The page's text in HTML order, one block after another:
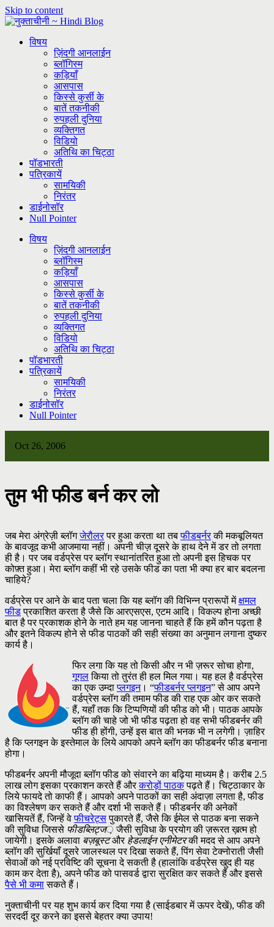
Skip to content
विषय
ज़िंदगी आनलाईन
ब्लॉगिस्म
कड़ियाँ
आसपास
किस्से कुर्सी के
बातें तकनीकी
रुपहली दुनिया
व्यक्तिगत
विडियो
अतिथि का चिट्ठा
पॉडभारती
पत्रिकायें
सामयिकी
निरंतर
डाईनोसॉर
Null Pointer
विषय
ज़िंदगी आनलाईन
ब्लॉगिस्म
कड़ियाँ
आसपास
किस्से कुर्सी के
बातें तकनीकी
रुपहली दुनिया
व्यक्तिगत
विडियो
अतिथि का चिट्ठा
पॉडभारती
पत्रिकायें
सामयिकी
निरंतर
डाईनोसॉर
Null Pointer
Oct 26, 2006
तुम भी फीड बर्न कर लो
जब मेरा अंग्रेज़ी ब्लॉगजेरौलरपर हुआ करता था तबफीडबर्नरकी मकबूलियत
के बावजूद कभी आजमाया नहीं। अपनी चीज़ दूसरे के हाथ देने में डर तो लगता
ही है। पर जब वर्डप्रेस पर ब्लॉग स्थानांतरित हुआ तो अपनी इस हिचक पर
कोफ़्त हुआ। मेरा ब्लॉग कहीं भी रहे उसके फीड का पता भी क्या हर बार बदलना
चाहिये?
वर्डप्रेस पर आने के बाद पता चला कि यह ब्लॉग की विभिन्न प्रारूपों मेंक्षमल
फीडप्रकाशित करता है जैसे कि आरएसएस, एटम आदि। विकल्प होना अच्छी
बात है पर प्रकाशक होने के नाते हम यह जानना चाहते हैं कि हमें कौन पढ़ता है
और इतने विकल्प होने से फीड पाठकों की सही संख्या का अनुमान लगाना दुष्कर
कार्य है।
फिर लगा कि यह तो किसी और न भी ज़रूर सोचा होगा,
गूगलकिया तो तुरंत ही हल मिल गया। यह हल है वर्डप्रेस
का एक उम्दाप्लगइन। “फीडबर्नर प्लगइन” से आप अपने
वर्डप्रेस ब्लॉग की तमाम फीड की राह एक ओर कर सकते
हैं, यहाँ तक कि टिप्पणियों की फीड को भी। पाठक आपके
ब्लॉग की चाहे जो भी फीड पढ़ता हो वह सभी फीडबर्नर की
फीड ही होंगी, उन्हें इस बात की भनक भी न लगेगी। ज़ाहिर
है कि प्लगइन के इस्तेमाल के लिये आपको अपने ब्लॉग का फीडबर्नर फीड बनाना
होगा।
फीडबर्नर अपनी मौजूदा ब्लॉग फीड को संवारने का बढ़िया माध्यम है। करीब 2.5
लाख लोग इसका प्रकाशन करते हैं औरकरोड़ों पाठकपढ़ते हैं। चिट्ठाकार के
लिये फायदे तो काफी हैं। आपको अपने पाठकों का सही अंदाज़ा लगता है, फीड
का विश्लेषण कर सकते हैं और दर्शा भी सकते हैं। फीडबर्नर की अनेकों
खासियतें हैं, जिन्हें वेफीचरेट्सपुकारते हैं, जैसे कि ईमेल से पाठक बना सकने
की सुविधा जिससे फीडब्लिट्ज़ जैसी सुविधा के प्रयोग की ज़रूरत ख़त्म हो
जायेगी। इसके अलावा बज़बूस्टऔर हेडलाईन एनीमेटरकी मदद से आप अपने
ब्लॉग की सुर्खियाँ दूसरे जालस्थल पर दिखा सकते हैं, पिंग सेवा टेक्नोराती जैसी
सेवाओं को नई प्रविष्टि की सूचना दे सकती है (हालांकि वर्डप्रेस खुद ही यह
काम कर देता है), अपने फीड को पासवर्ड द्वारा सुरक्षित कर सकते हैं और इससे
पैसे भी कमासकते हैं।
नुक्ताचीनी पर यह शुभ कार्य कर दिया गया है (साईडबार में ऊपर देखें), फीड की
सरदर्दी दूर करने का इससे बेहतर क्या उपाय!